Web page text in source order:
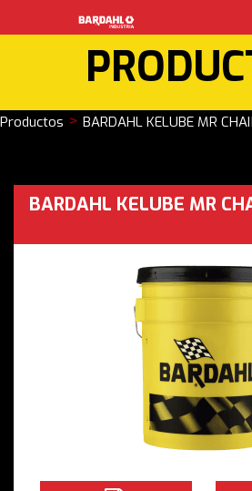
Productos > BARDAHL KELUBE MR
BARDAHL KELUBE MR